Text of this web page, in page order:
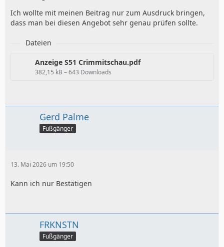
Ich wollte mit meinen Beitrag nur zum Ausdruck bringen,
dass man bei diesen Angebot sehr genau prüfen sollte.
Dateien
Anzeige S51 Crimmitschau.pdf
382,15 kB – 643 Downloads
Gerd Palme
Fußgänger
13. Mai 2026 um 19:50
Kann ich nur Bestätigen
FRKNSTN
Fußgänger